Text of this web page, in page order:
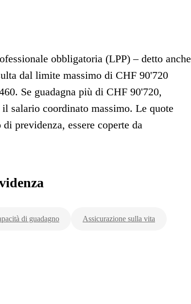
obbligatoria (LPP) – detto anche
dal limite massimo di CHF 90'720
Se guadagna più di CHF 90'720,
salario coordinato massimo. Le quote
previdenza, essere coperte da
di guadagno Assicurazione sulla vita